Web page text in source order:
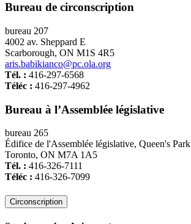
Bureau de circonscription
bureau 207
4002 av. Sheppard E
Scarborough, ON M1S 4R5
aris.babikianco@pc.ola.org
Tél. : 416-297-6568
Téléc : 416-297-4962
Bureau à l’Assemblée législative
bureau 265
Édifice de l'Assemblée législative, Queen's Park
Toronto, ON M7A 1A5
Tél. : 416-326-7111
Téléc : 416-326-7099
Circonscription